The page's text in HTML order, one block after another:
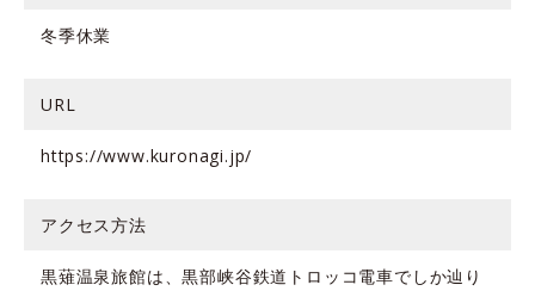
冬季休業
URL
https://www.kuronagi.jp/
アクセス方法
黒薙温泉旅館は、黒部峡谷鉄道トロッコ電車でしか辿り